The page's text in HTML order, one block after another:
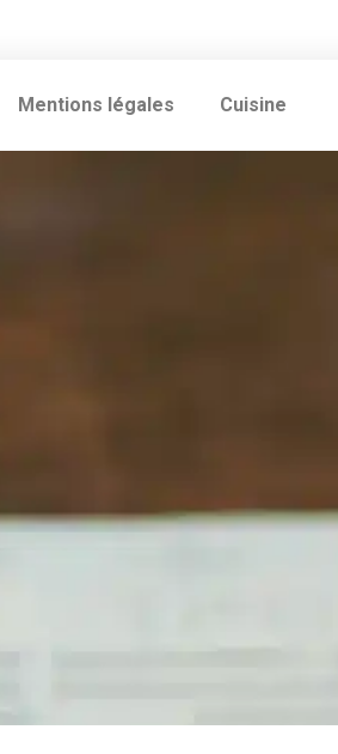
Mentions légales Cuisine